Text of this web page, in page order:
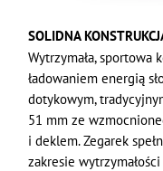
SOLIDNA
Wytrzymała, sportowa
ładowaniem energią
dotykowym,
51 mm ze
i deklem. Zegarek
zakresie